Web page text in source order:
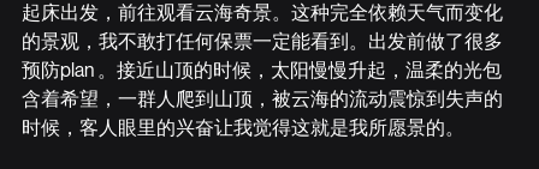
起床出发，前往观看云海奇景。这种完全依赖天气而变化
的景观，我不敢打任何保票一定能看到。出发前做了很多
预防plan 。接近山顶的时候，太阳慢慢升起，温柔的光包
含着希望，一群人爬到山顶，被云海的流动震惊到失声的
时候，客人眼里的兴奋让我觉得这就是我所愿景的。